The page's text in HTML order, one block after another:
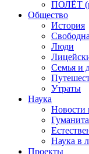
ПОЛЁТ
Общество
История
Люди
Семья и
Утраты
Наука
Новости
Наука в
Проекты